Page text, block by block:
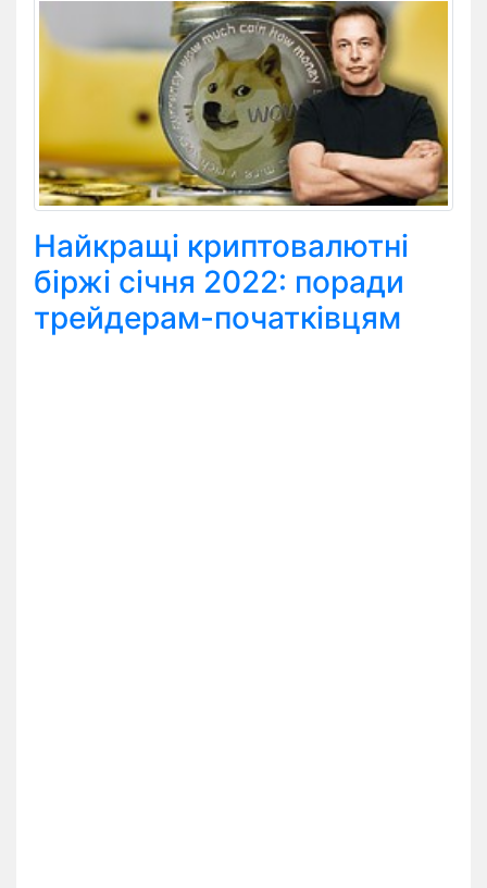
Найкращі криптовалютні
біржі січня 2022: поради
трейдерам-початківцям